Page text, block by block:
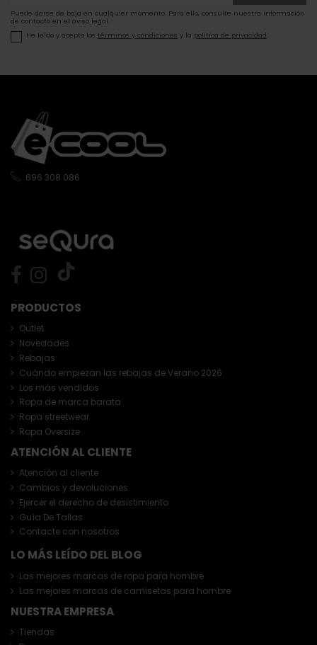
Puede darse de baja en cualquier momento. Para ello, consulte nuestra información
de contacto en el aviso legal.
He leído y acepto los términos y condiciones y la política de privacidad
PRODUCTOS
Outlet
Novedades
Rebajas
Cuándo empiezan las rebajas de Verano 2026
Los más vendidos
Ropa de marca barata
Ropa streetwear
Ropa Oversize
ATENCIÓN AL CLIENTE
Atención al cliente
Cambios y devoluciones
Ejercer el derecho de desistimiento
Guía De Tallas
Contacte con nosotros
LO MÁS LEÍDO DEL BLOG
Las mejores marcas de ropa para hombre
Las mejores marcas de camisetas para hombre
NUESTRA EMPRESA
Tiendas
696 308 086